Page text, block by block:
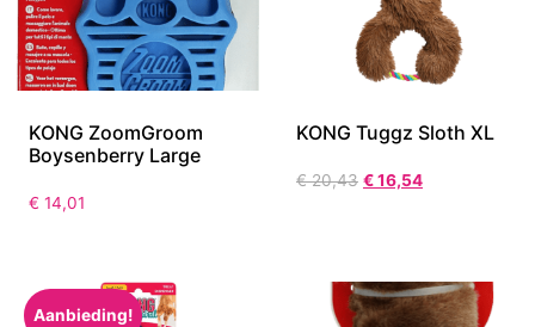
KONG ZoomGroom
Boysenberry Large
€ 14,01
KONG Tuggz Sloth XL
€20,43 €16,54
Aanbieding!